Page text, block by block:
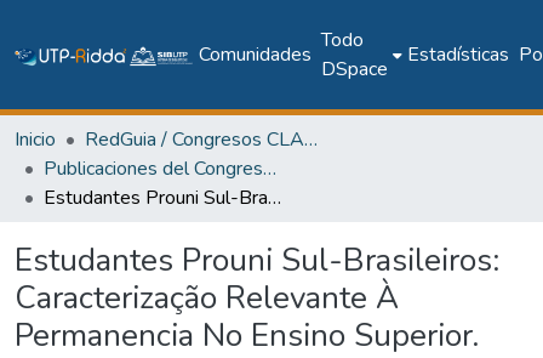
Comunidades
Todo
DSpace
Estadísticas
Inicio
RedGuia / Congresos CLABES
Publicaciones del Congreso Internacional CLABES
Estudantes Prouni Sul-Brasileiros: Caracterização Relevante À Permanencia No Ensino Superior.
Estudantes Prouni Sul-Brasileiros:
Caracterização Relevante À
Permanencia No Ensino Superior.